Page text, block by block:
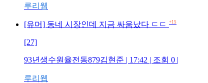
루리웹
[유머] 동네 시장인데 지금 싸움났다 ㄷㄷ +15
[27]
93년생수원율전동879김현준 | 17:42 | 조회 0 |
루리웹